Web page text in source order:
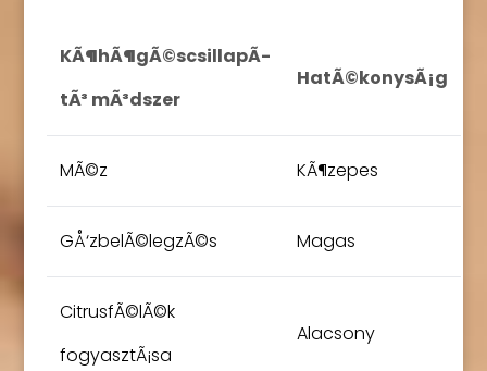
KÃ¶hÃ¶gÃ©scsillapÃ­
tÃ³ mÃ³dszer
HatÃ©konysÃ¡g
MÃ©z KÃ¶zepes
GÅ‘zbelÃ©legzÃ©s Magas
CitrusfÃ©lÃ©k
fogyasztÃ¡sa
Alacsony